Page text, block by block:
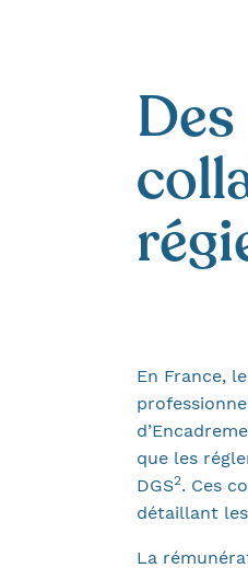
Des
En France,
que les
DGS2. Ces
détaillant
La